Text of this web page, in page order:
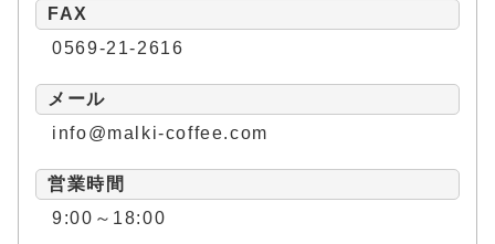
FAX
0569-21-2616
メール
info@malki-coffee.com
営業時間
9:00～18:00